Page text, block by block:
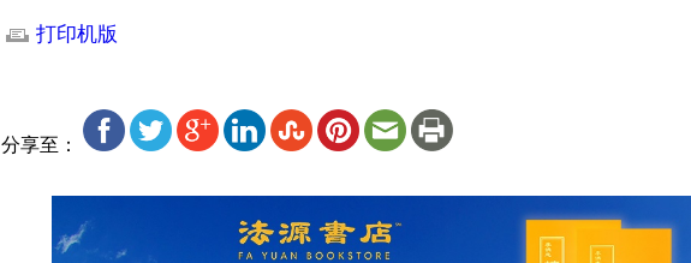
打印机版
分享至：